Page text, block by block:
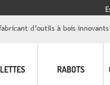
d’outils à bois innovants
RABOTS